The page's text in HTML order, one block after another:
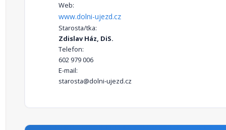
Web:
www.dolni-ujezd.cz
Starosta/tka:
Zdislav Ház, DiS.
Telefon:
602 979 006
E-mail:
starosta@dolni-ujezd.cz